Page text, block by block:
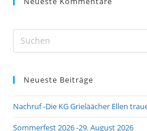
Neueste Beiträge
Nachruf -Die KG Grieläächer Ellen
Sommerfest 2026 -29. August 2026